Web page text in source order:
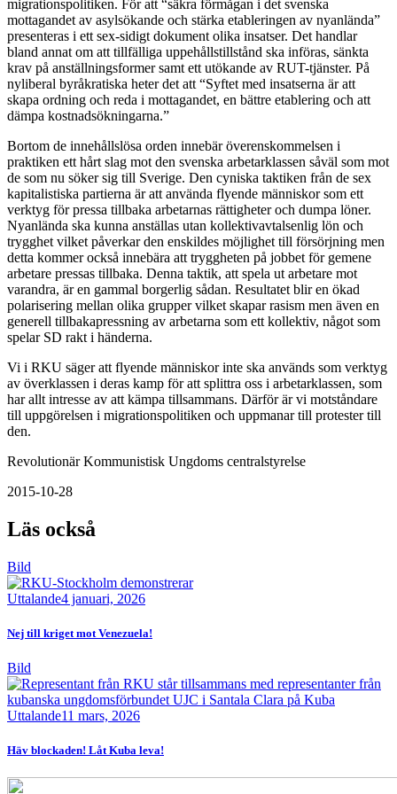
migrationspolitiken. För att “säkra förmågan i det svenska
mottagandet av asylsökande och stärka etableringen av nyanlända”
presenteras i ett sex-sidigt dokument olika insatser. Det handlar
bland annat om att tillfälliga uppehållstillstånd ska införas, sänkta
krav på anställningsformer samt ett utökande av RUT-tjänster. På
nyliberal byråkratiska heter det att “Syftet med insatserna är att
skapa ordning och reda i mottagandet, en bättre etablering och att
dämpa kostnadsökningarna.”
Bortom de innehållslösa orden innebär överenskommelsen i
praktiken ett hårt slag mot den svenska arbetarklassen såväl som mot
de som nu söker sig till Sverige. Den cyniska taktiken från de sex
kapitalistiska partierna är att använda flyende människor som ett
verktyg för pressa tillbaka arbetarnas rättigheter och dumpa löner.
Nyanlända ska kunna anställas utan kollektivavtalsenlig lön och
trygghet vilket påverkar den enskildes möjlighet till försörjning men
detta kommer också innebära att tryggheten på jobbet för gemene
arbetare pressas tillbaka. Denna taktik, att spela ut arbetare mot
varandra, är en gammal borgerlig sådan. Resultatet blir en ökad
polarisering mellan olika grupper vilket skapar rasism men även en
generell tillbakapressning av arbetarna som ett kollektiv, något som
spelar SD rakt i händerna.
Vi i RKU säger att flyende människor inte ska används som verktyg
av överklassen i deras kamp för att splittra oss i arbetarklassen, som
har allt intresse av att kämpa tillsammans. Därför är vi motståndare
till uppgörelsen i migrationspolitiken och uppmanar till protester till
den.
Revolutionär Kommunistisk Ungdoms centralstyrelse
2015-10-28
Läs också
Bild
Uttalande4 januari, 2026
Nej till kriget mot Venezuela!
Bild
Uttalande11 mars, 2026
Häv blockaden! Låt Kuba leva!